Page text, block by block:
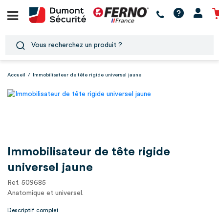
Accueil / Immobilisateur de tête rigide universel jaune
Immobilisateur de tête rigide
universel jaune
Ref. 509685
Anatomique et universel.
Descriptif complet